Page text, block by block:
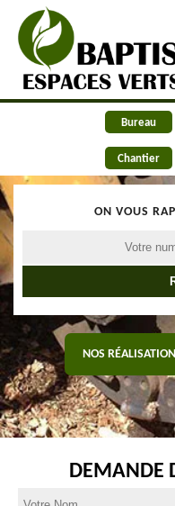
Bureau
Chantier
ON VOUS
NOS
DEMANDE